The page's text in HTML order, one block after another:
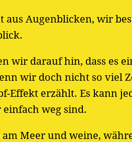
aus Augenblicken, wir
wir darauf hin, dass es
wir doch nicht so viel
Effekt erzählt. Es kann
weg sind.
Meer und weine,